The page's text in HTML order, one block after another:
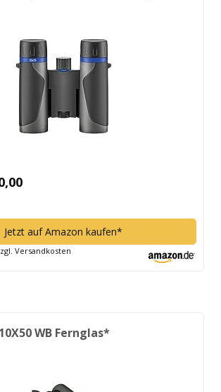
Jetzt auf Amazon kaufen*
Versandkosten
WB Fernglas*